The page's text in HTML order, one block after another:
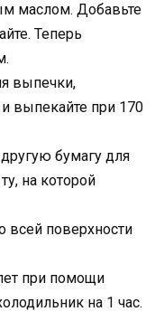
маслом. Добавьте
Теперь
выпечки,
выпекайте при 170
бумагу для
на которой
всей поверхности
при помощи
на 1 час.